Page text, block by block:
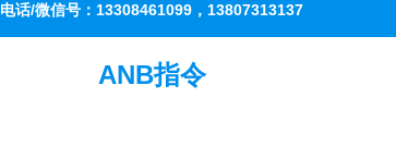
电话/微信号：13308461099，13807313137
ANB指令